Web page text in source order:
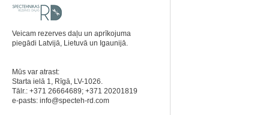
Veicam rezerves daļu un aprīkojuma
piegādi Latvijā, Lietuvā un Igaunijā.
Mūs var atrast:
Starta ielā 1, Rīgā, LV-1026.
Tālr.: +371 26664689; +371 20201819
e-pasts: info@specteh-rd.com